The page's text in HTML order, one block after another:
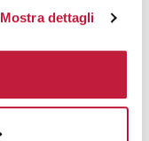
Mostra dettagli